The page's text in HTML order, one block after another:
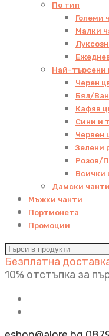
По тип
Големи
Малки
Най-търсени
Черен
Бял/
Кафяв
Сини и
Червен
Зелени
Розов/
Всички
Дамски
Мъжки чанти
Портмонета
Промоции
Безплатна
10% отстъпка за